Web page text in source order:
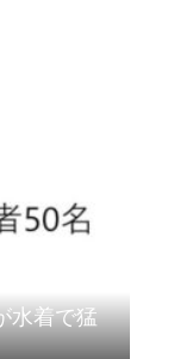
水着で猛